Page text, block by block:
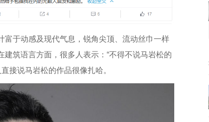
于动感及现代气息，锐角尖顶、流动丝巾一样
筑语言方面，很多人表示：“不得不说马岩松的
接说马岩松的作品很像扎哈。